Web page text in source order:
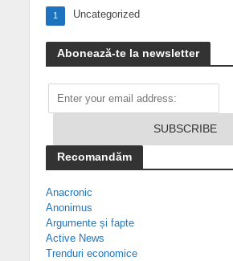
Uncategorized
1
Abonează-te la newsletter
Recomandăm
Anacronic
Anonimus
Argumente și fapte
Active News
Trenduri economice